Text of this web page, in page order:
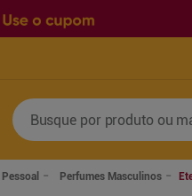
Busque por produto ou
Perfumes Masculinos
Termos mais buscados